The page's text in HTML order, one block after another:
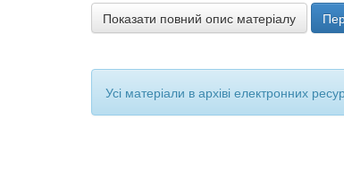
Показати повний опис матеріалу
Усі матеріали в архіві електронних